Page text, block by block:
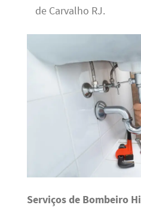
de Carvalho RJ.
Serviços de Bombeiro